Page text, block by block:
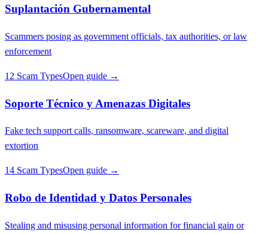
Suplantación Gubernamental
Scammers posing as government officials, tax authorities, or law
enforcement
12 Scam TypesOpen guide →
Soporte Técnico y Amenazas Digitales
Fake tech support calls, ransomware, scareware, and digital
extortion
14 Scam TypesOpen guide →
Robo de Identidad y Datos Personales
Stealing and misusing personal information for financial gain or